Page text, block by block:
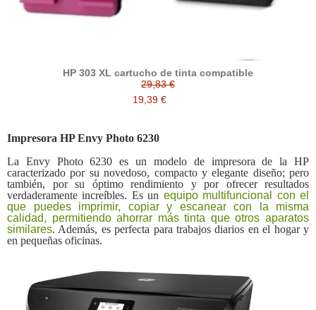
HP 303 XL cartucho de tinta compatible
29,83 €
19,39 €
Impresora HP Envy Photo 6230
La Envy Photo 6230 es un modelo de impresora de la HP
caracterizado por su novedoso, compacto y elegante diseño; pero
también, por su óptimo rendimiento y por ofrecer resultados
verdaderamente increíbles. Es un equipo multifuncional con el
que puedes imprimir, copiar y escanear con la misma
calidad, permitiendo ahorrar más tinta que otros aparatos
similares. Además, es perfecta para trabajos diarios en el hogar y
en pequeñas oficinas.